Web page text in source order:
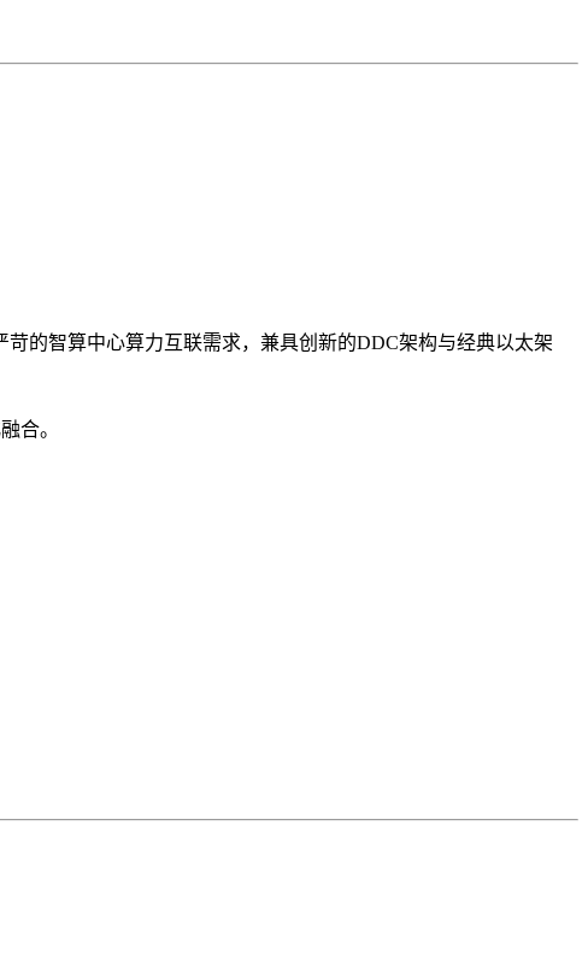
的智算中心算力互联需求，兼具创新的DDC架构与经典以太架
合。